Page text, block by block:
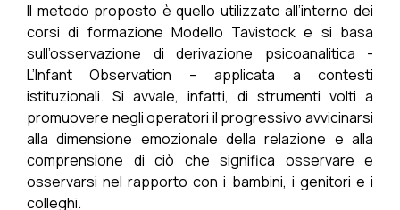
Il metodo proposto è quello utilizzato all’interno dei
corsi di formazione Modello Tavistock e si basa
sull’osservazione di derivazione psicoanalitica -
L’Infant Observation – applicata a contesti
istituzionali. Si avvale, infatti, di strumenti volti a
promuovere negli operatori il progressivo avvicinarsi
alla dimensione emozionale della relazione e alla
comprensione di ciò che significa osservare e
osservarsi nel rapporto con i bambini, i genitori e i
colleghi.